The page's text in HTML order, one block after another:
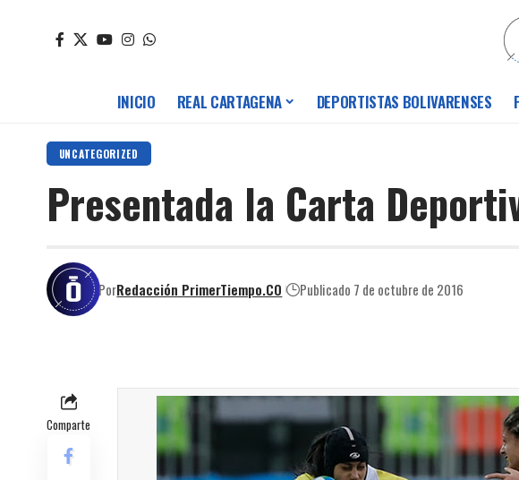
INICIO REAL CARTAGENA DEPORTISTAS BOLIVARENSES
UNCATEGORIZED
Presentada la Carta
PorRedacción PrimerTiempo.CO Publicado 7 de octubre de 2016
Comparte